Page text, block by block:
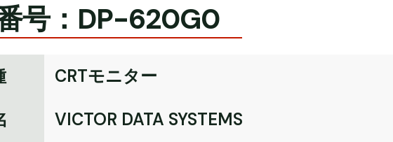
号：DP-620G0
CRTモニター
VICTOR DATA SYSTEMS